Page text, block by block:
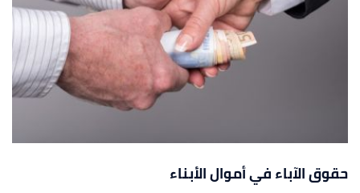
حقوق الآباء في أموال الأبناء